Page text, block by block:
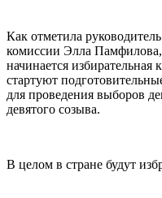
Как отметила
комиссии Элла
начинается
стартуют
для проведения выборов
девятого созыва.
В целом в стране будут